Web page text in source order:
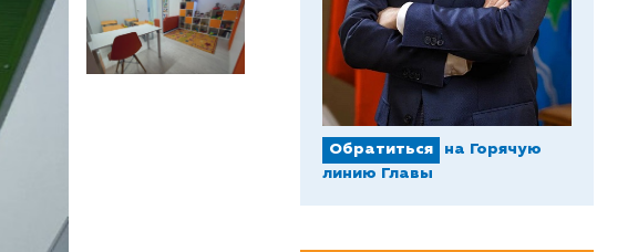
Обратиться
на Горячую
линию Главы